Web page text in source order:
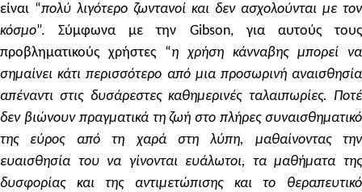
είναι “πολύ λιγότερο ζωντανοί και δεν ασχολούνται με τον
κόσμο”. Σύμφωνα με την Gibson, για αυτούς τους
προβληματικούς χρήστες “η χρήση κάνναβης μπορεί να
σημαίνει κάτι περισσότερο από μια προσωρινή αναισθησία
απέναντιστις δυσάρεστες καθημερινές ταλαιπωρίες. Ποτέ
δεν βιώνουν πραγματικά τη ζωή στο πλήρες συναισθηματικό
της εύρος από τη χαρά στη λύπη, μαθαίνοντας την
ευαισθησία του να γίνονται ευάλωτοι, τα μαθήματα της
δυσφορίας και της αντιμετώπισης και το θεραπευτικό